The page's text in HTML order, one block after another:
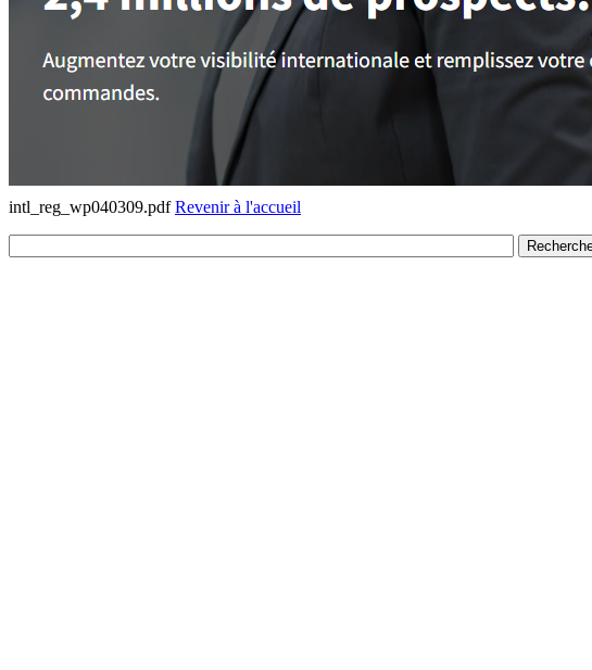
intl_reg_wp040309.pdfRevenir à l'accueil